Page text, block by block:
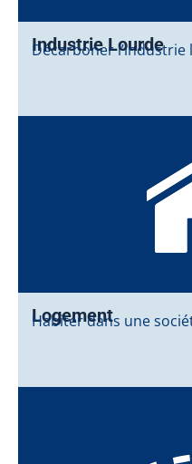
Industrie Lourde
Décarboner
Logement
Habiter dans une